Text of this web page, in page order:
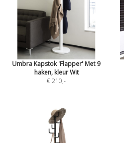
Umbra Kapstok 'Flapper' Met 9
haken, kleur Wit
€ 210,-